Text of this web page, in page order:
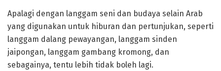
Apalagi dengan langgam seni dan budaya selain Arab
yang digunakan untuk hiburan dan pertunjukan, seperti
langgam dalang pewayangan, langgam sinden
jaipongan, langgam gambang kromong, dan
sebagainya, tentu lebih tidak boleh lagi.